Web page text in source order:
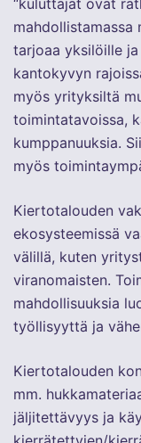
tarjoaa yksilöille
kantokyvyn
myös yrityksiltä
toimintatavoissa,
kumppanuuksia.
myös
Kiertotalouden
ekosysteemissä
välillä, kuten
viranomaisten.
mahdollisuuksia
työllisyyttä ja
Kiertotalouden
mm.
jäljitettävyys ja